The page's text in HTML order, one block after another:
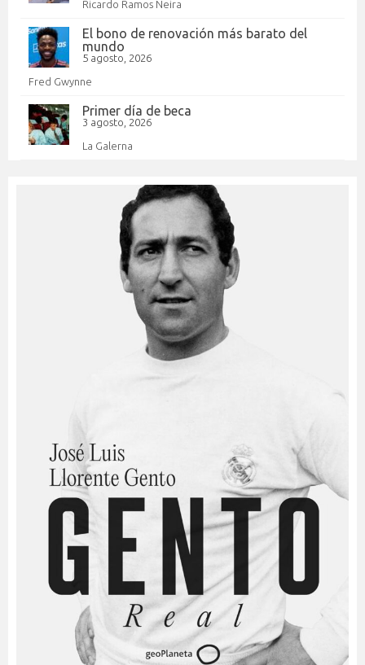
Ricardo Ramos Neira
El bono de renovación más barato del
mundo
5 agosto, 2026
Fred Gwynne
Primer día de beca
3 agosto, 2026
La Galerna